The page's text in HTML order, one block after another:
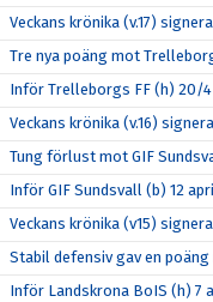
Veckans krönika (v.17)
Tre nya poäng mot
Inför Trelleborgs FF (h) 20/4
Veckans krönika (v.16)
Tung förlust mot GIF
Inför GIF Sundsvall (b) 12
Veckans krönika (v15)
Stabil defensiv gav en
Inför Landskrona BoIS (h) 7